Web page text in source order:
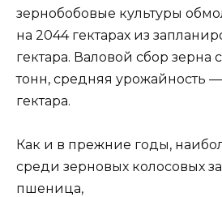
зернобобовые культуры
на 2044 гектарах из
гектара. Валовой сбор зерна
тонн, средняя урожайность —
гектара.
Как и в прежние годы,
сре­ди зерновых колосовых
пшеница,